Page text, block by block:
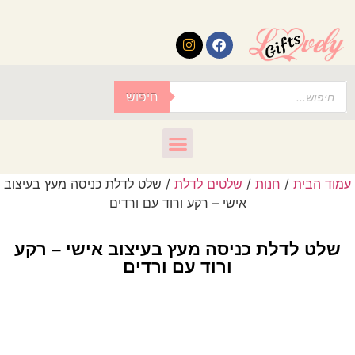
חיפוש
עמוד הבית / חנות / שלטים לדלת / שלט לדלת כניסה מעץ בעיצוב
אישי – רקע ורוד עם ורדים
שלט לדלת כניסה מעץ בעיצוב אישי – רקע
ורוד עם ורדים